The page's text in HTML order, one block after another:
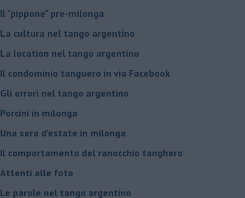
Il "pippone" pre-milonga
La cultura nel tango argentino
La location nel tango argentino
Il condominio tanguero in via Facebook
Gli errori nel tango argentino
Porcini in milonga
Una sera d'estate in milonga
Il comportamento del ranocchio tanghero
Attenti alle foto
Le parole nel tango argentino